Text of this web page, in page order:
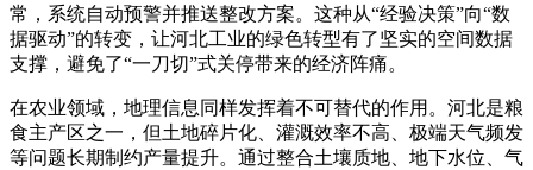
常，系统自动预警并推送整改方案。这种从“经验决策”向“数
据驱动”的转变，让河北工业的绿色转型有了坚实的空间数据
支撑，避免了“一刀切”式关停带来的经济阵痛。
在农业领域，地理信息同样发挥着不可替代的作用。河北是粮
食主产区之一，但土地碎片化、灌溉效率不高、极端天气频发
等问题长期制约产量提升。通过整合土壤质地、地下水位、气